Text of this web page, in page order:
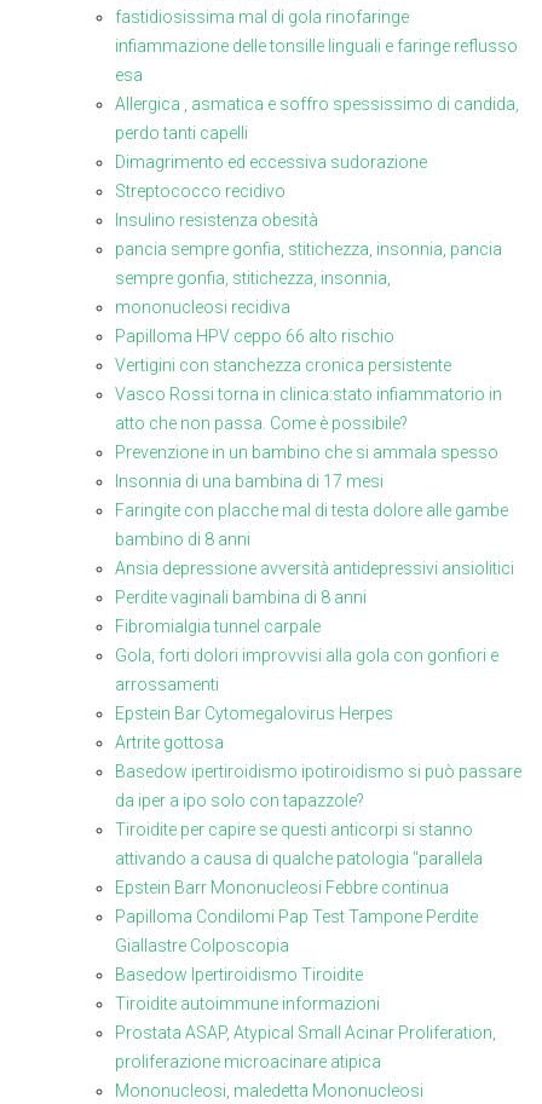
fastidiosissima mal di gola rinofaringe
infiammazione delle tonsille linguali e faringe reflusso
esa
Allergica , asmatica e soffro spessissimo di candida,
perdo tanti capelli
Dimagrimento ed eccessiva sudorazione
Streptococco recidivo
Insulino resistenza obesità
pancia sempre gonfia, stitichezza, insonnia, pancia
sempre gonfia, stitichezza, insonnia,
mononucleosi recidiva
Papilloma HPV ceppo 66 alto rischio
Vertigini con stanchezza cronica persistente
Vasco Rossi torna in clinica:stato infiammatorio in
atto che non passa. Come è possibile?
Prevenzione in un bambino che si ammala spesso
Insonnia di una bambina di 17 mesi
Faringite con placche mal di testa dolore alle gambe
bambino di 8 anni
Ansia depressione avversità antidepressivi ansiolitici
Perdite vaginali bambina di 8 anni
Fibromialgia tunnel carpale
Gola, forti dolori improvvisi alla gola con gonfiori e
arrossamenti
Epstein Bar Cytomegalovirus Herpes
Artrite gottosa
Basedow ipertiroidismo ipotiroidismo si può passare
da iper a ipo solo con tapazzole?
Tiroidite per capire se questi anticorpi si stanno
attivando a causa di qualche patologia "parallela
Epstein Barr Mononucleosi Febbre continua
Papilloma Condilomi Pap Test Tampone Perdite
Giallastre Colposcopia
Basedow Ipertiroidismo Tiroidite
Tiroidite autoimmune informazioni
Prostata ASAP, Atypical Small Acinar Proliferation,
proliferazione microacinare atipica
Mononucleosi, maledetta Mononucleosi